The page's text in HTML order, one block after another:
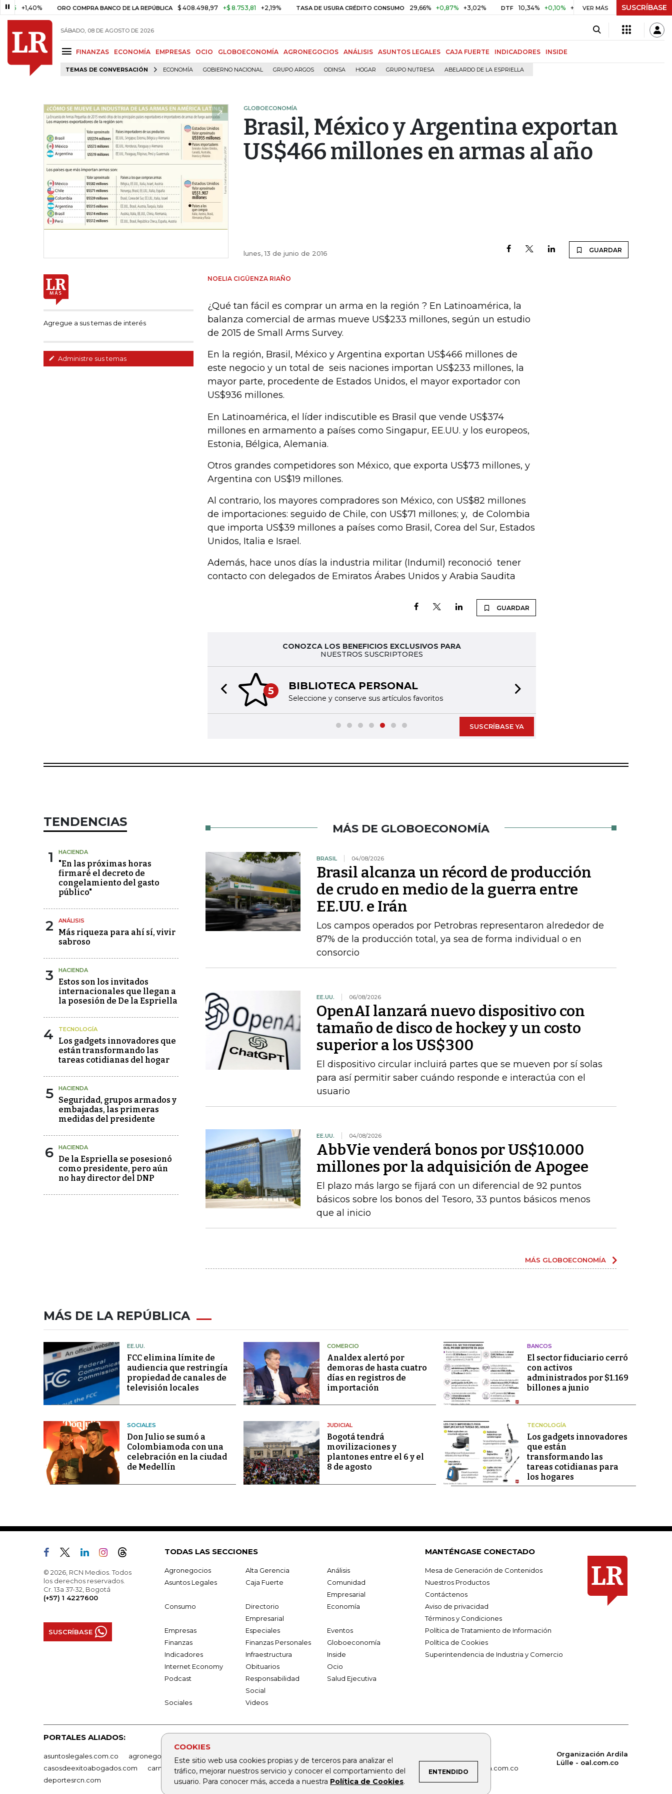
+1,40% ORO COMPRA BANCO DE LA REPÚBLICA $ 408.498,97 +$ 8.753,81 +2,19% TASA DE USURA CRÉDITO CONSUMO 29,66% +0,87% +3,02% DTF 10,34% +0,10% +0,98% UVR $ 416,96 +$ 0,05
VER MÁS SUSCRÍBASE
SÁBADO, 08 DE AGOSTO DE 2026
FINANZAS ECONOMÍA EMPRESAS OCIO GLOBOECONOMÍA AGRONEGOCIOS ANÁLISIS ASUNTOS LEGALES CAJA FUERTE INDICADORES INSIDE
TEMAS DE CONVERSACIÓN ECONOMÍA GOBIERNO NACIONAL GRUPO ARGOS ODINSA HOGAR GRUPO NUTRESA ABELARDO DE LA ESPRIELLA
COOKIES
Este sitio web usa cookies propias y de terceros para analizar el
tráfico, mejorar nuestros servicio y conocer el comportamiento del
usuario. Para conocer más, acceda a nuestra Política de Cookies.
ENTENDIDO
GLOBOECONOMÍA
Brasil, México y Argentina exportan
US$466 millones en armas al año
lunes, 13 de junio de 2016 GUARDAR
Agregue a sus temas de interés
Administre sus temas
NOELIA CIGÜENZA RIAÑO
¿Qué tan fácil es comprar un arma en la región ? En Latinoamérica, la
balanza comercial de armas mueve US$233 millones, según un estudio
de 2015 de Small Arms Survey.
En la región, Brasil, México y Argentina exportan US$466 millones de
este negocio y un total de seis naciones importan US$233 millones, la
mayor parte, procedente de Estados Unidos, el mayor exportador con
US$936 millones.
En Latinoamérica, el líder indiscutible es Brasil que vende US$374
millones en armamento a países como Singapur, EE.UU. y los europeos,
Estonia, Bélgica, Alemania.
Otros grandes competidores son México, que exporta US$73 millones, y
Argentina con US$19 millones.
Al contrario, los mayores compradores son México, con US$82 millones
de importaciones: seguido de Chile, con US$71 millones; y, de Colombia
que importa US$39 millones a países como Brasil, Corea del Sur, Estados
Unidos, Italia e Israel.
Además, hace unos días la industria militar (Indumil) reconoció tener
contacto con delegados de Emiratos Árabes Unidos y Arabia Saudita
GUARDAR
CONOZCA LOS BENEFICIOS EXCLUSIVOS PARA
NUESTROS SUSCRIPTORES
5 BIBLIOTECA PERSONAL
Seleccione y conserve sus artículos favoritos
Previous slide
SUSCRÍBASE YA
TENDENCIAS
1 HACIENDA
"En las próximas horas
firmaré el decreto de
congelamiento del gasto
público"
2 ANÁLISIS
Más riqueza para ahí sí, vivir
sabroso
3 HACIENDA
Estos son los invitados
internacionales que llegan a
la posesión de De la Espriella
4 TECNOLOGÍA
Los gadgets innovadores que
están transformando las
tareas cotidianas del hogar
5 HACIENDA
Seguridad, grupos armados y
embajadas, las primeras
medidas del presidente
6 HACIENDA
De la Espriella se posesionó
como presidente, pero aún
no hay director del DNP
MÁS DE GLOBOECONOMÍA
BRASIL 04/08/2026
Brasil alcanza un récord de producción
de crudo en medio de la guerra entre
EE.UU. e Irán
Los campos operados por Petrobras representaron alrededor de
87% de la producción total, ya sea de forma individual o en
consorcio
EE.UU. 06/08/2026
OpenAI lanzará nuevo dispositivo con
tamaño de disco de hockey y un costo
superior a los US$300
El dispositivo circular incluirá partes que se mueven por sí solas
para así permitir saber cuándo responde e interactúa con el
usuario
EE.UU. 04/08/2026
AbbVie venderá bonos por US$10.000
millones por la adquisición de Apogee
El plazo más largo se fijará con un diferencial de 92 puntos
básicos sobre los bonos del Tesoro, 33 puntos básicos menos
que al inicio
MÁS GLOBOECONOMÍA
MÁS DE LA REPÚBLICA
EE.UU.
FCC elimina límite de
audiencia que restringía
propiedad de canales de
televisión locales
COMERCIO
Analdex alertó por
demoras de hasta cuatro
días en registros de
importación
BANCOS
El sector fiduciario cerró
con activos
administrados por $1.169
billones a junio
SOCIALES
Don Julio se sumó a
Colombiamoda con una
celebración en la ciudad
de Medellín
JUDICIAL
Bogotá tendrá
movilizaciones y
plantones entre el 6 y el
8 de agosto
TECNOLOGÍA
Los gadgets innovadores
que están
transformando las
tareas cotidianas para
los hogares
© 2026, RCN Medios. Todos
los derechos reservados.
Cr. 13a 37-32, Bogotá
(+57) 1 4227600
SUSCRÍBASE
TODAS LAS SECCIONES
Agronegocios Alta Gerencia
Análisis
Asuntos Legales
Caja Fuerte
Comunidad
Empresarial
Consumo
Directorio
Empresarial
Economía
Empresas Especiales
Eventos
Finanzas
Finanzas Personales
Globoeconomía
Indicadores
Infraestructura
Inside
Internet Economy
Obituarios
Ocio
Podcast
Responsabilidad
Social
Salud Ejecutiva
Sociales Videos
MANTÉNGASE CONECTADO
Mesa de Generación de Contenidos
Nuestros Productos
Contáctenos
Aviso de privacidad
Términos y Condiciones
Política de Tratamiento de Información
Política de Cookies
Superintendencia de Industria y Comercio
PORTALES ALIADOS:
asuntoslegales.com.co agronegocios.co empresas.larepublica.co firmasdeabogados.com
bolsaencolombia.com
casosdeexitoabogados.com
carnavalindustriacultural.com canalrcn.com rcnradio.com noticiasrcn.com lafm.com.co
alerta.com.co
deportesrcn.com
Organización Ardila
Lülle - oal.com.co